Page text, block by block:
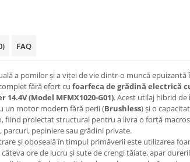
FAQ
a pomilor și a viței de vie dintr-o muncă epuizantă
fără efort cu foarfeca de grădină electrică
(Model MFMX1020-G01). Acest utilaj hibrid de
un motor modern fără perii (Brushless) și o
fiind proiectat structural pentru a livra o forță
pepiniere sau grădini private.
și oboseală în timpul primăverii este utilizarea
ore de lucru și sute de crengi tăiate, apar